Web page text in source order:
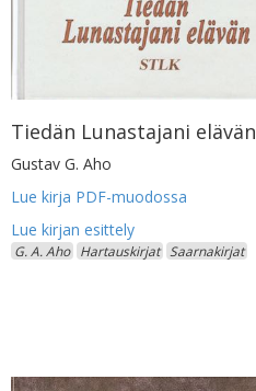
Tiedän Lunastajani elävän
Gustav G. Aho
Lue kirja PDF-muodossa
G. A. Aho Hartauskirjat Saarnakirjat